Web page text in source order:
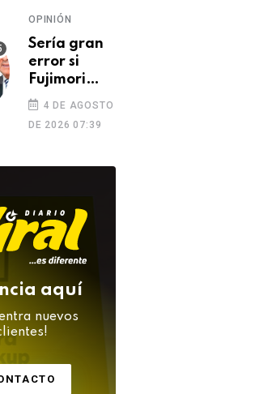
OPINIÓN
Sería gran
error si
Fujimori
indulta a
Castillo o
Toledo
4 DE AGOSTO
DE 2026 07:39
aquí
nuevos